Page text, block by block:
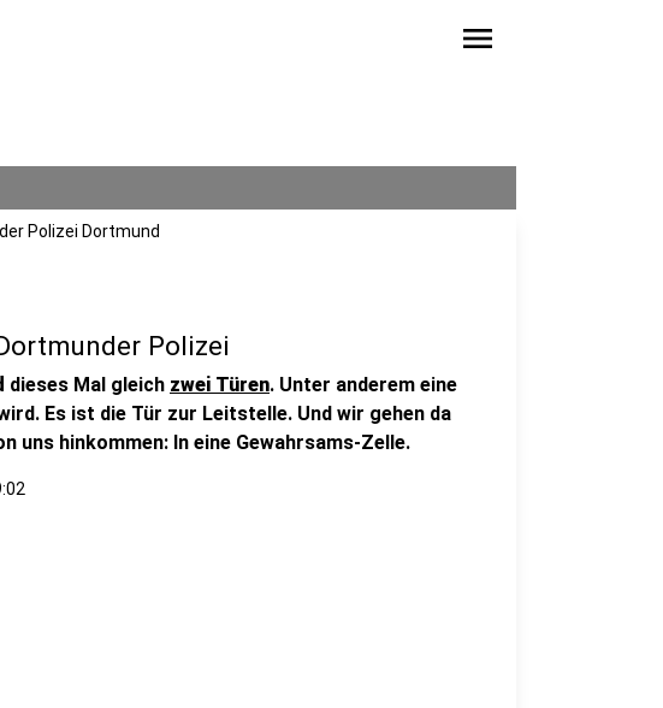
menu
Polizei Dortmund
Polizei
dieses Mal gleich zwei Türen. Unter anderem eine
Es ist die Tür zur Leitstelle. Und wir gehen da
uns hinkommen: In eine Gewahrsams-Zelle.